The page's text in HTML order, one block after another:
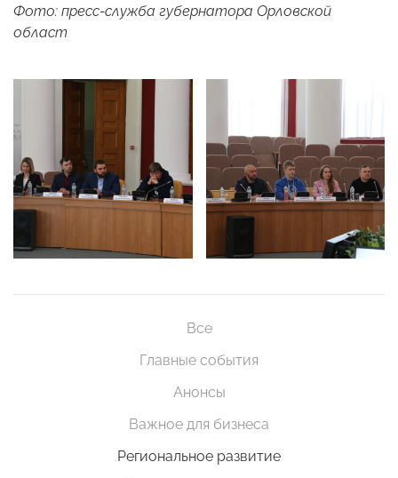
Фото: пресс-служба губернатора Орловской
област
Все
Главные события
Анонсы
Важное для бизнеса
Региональное развитие